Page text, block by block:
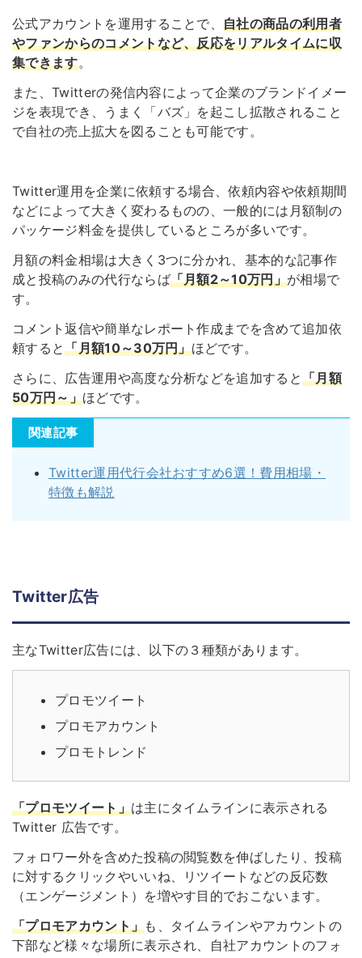
公式アカウントを運用することで、自社の商品の利用者
やファンからのコメントなど、反応をリアルタイムに収
集できます。
また、Twitterの発信内容によって企業のブランドイメー
ジを表現でき、うまく「バズ」を起こし拡散されること
で自社の売上拡大を図ることも可能です。
Twitter運用を企業に依頼する場合、依頼内容や依頼期間
などによって大きく変わるものの、一般的には月額制の
パッケージ料金を提供しているところが多いです。
月額の料金相場は大きく3つに分かれ、基本的な記事作
成と投稿のみの代行ならば「月額2～10万円」が相場で
す。
コメント返信や簡単なレポート作成までを含めて追加依
頼すると「月額10～30万円」ほどです。
さらに、広告運用や高度な分析などを追加すると「月額
50万円～」ほどです。
関連記事
Twitter運用代行会社おすすめ6選！費用相場・
特徴も解説
Twitter広告
主なTwitter広告には、以下の３種類があります。
プロモツイート
プロモアカウント
プロモトレンド
「プロモツイート」は主にタイムラインに表示される
Twitter 広告です。
フォロワー外を含めた投稿の閲覧数を伸ばしたり、投稿
に対するクリックやいいね、リツイートなどの反応数
（エンゲージメント）を増やす目的でおこないます。
「プロモアカウント」も、タイムラインやアカウントの
下部など様々な場所に表示され、自社アカウントのフォ